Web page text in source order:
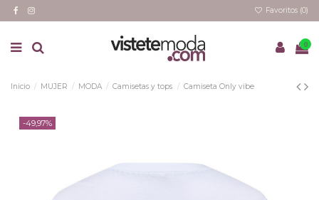
Favoritos (0)
0
Inicio MUJER MODA Camisetas y tops Camiseta Only vibe
-49,97%